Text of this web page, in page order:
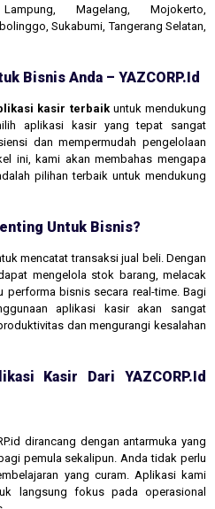
Magelang, Mojokerto,
Sukabumi, Tangerang Selatan,
Bisnis Anda – YAZCORP.id
kasir terbaikuntuk mendukung
aplikasi kasir yang tepat sangat
dan mempermudah pengelolaan
ini, kami akan membahas mengapa
pilihan terbaik untuk mendukung
Untuk Bisnis?
mencatat transaksi jual beli. Dengan
mengelola stok barang, melacak
performa bisnis secara real-time. Bagi
aplikasi kasir akan sangat
dan mengurangi kesalahan
Kasir Dari YAZCORP.id
dirancang dengan antarmuka yang
pemula sekalipun. Anda tidak perlu
yang curam. Aplikasi kami
langsung fokus pada operasional